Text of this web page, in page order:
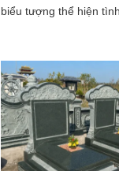
biểu tượng thể hiện